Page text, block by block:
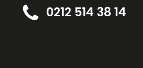
0212 514 38 14